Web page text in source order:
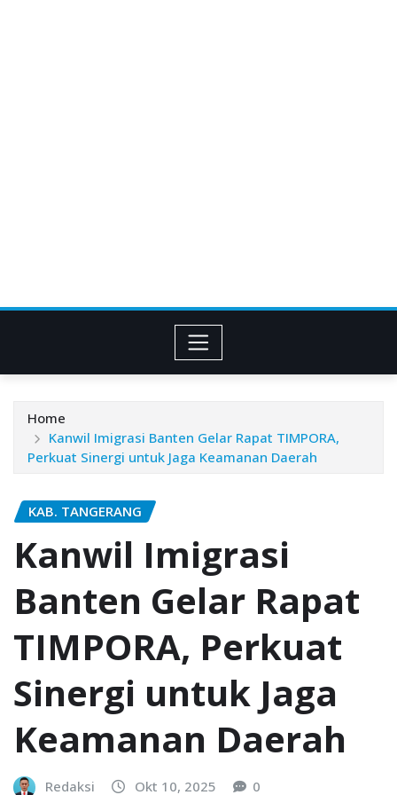
Home
Kanwil Imigrasi Banten Gelar Rapat TIMPORA,
Perkuat Sinergi untuk Jaga Keamanan Daerah
KAB. TANGERANG
Kanwil Imigrasi
Banten Gelar Rapat
TIMPORA, Perkuat
Sinergi untuk Jaga
Keamanan Daerah
Redaksi Okt 10, 2025 0